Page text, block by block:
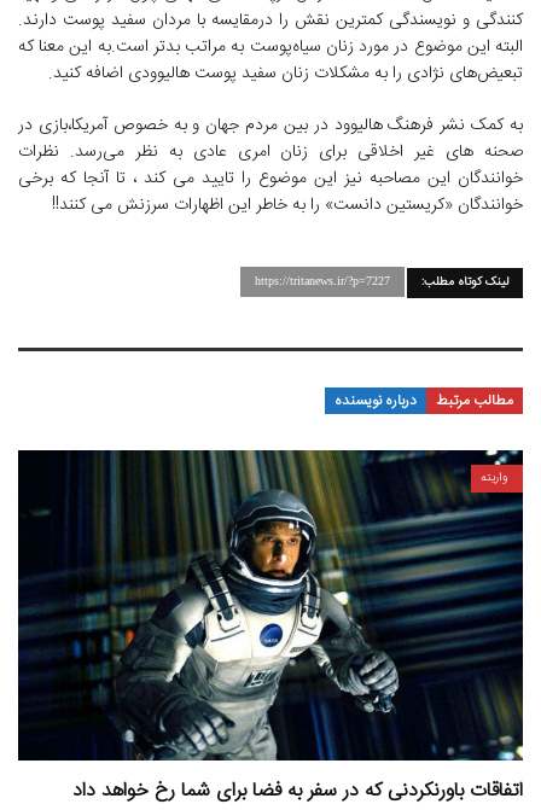
کنندگی و نویسندگی کمترین نقش را درمقایسه با مردان سفید پوست دارند.
البته این موضوع در مورد زنان سیاه‌پوست به مراتب بدتر است.به این معنا که
تبعیض‌های نژادی را به مشکلات زنان سفید پوست هالیوودی اضافه کنید.
به کمک نشر فرهنگ هالیوود در بین مردم جهان و به خصوص آمریکا،بازی در
صحنه های غیر اخلاقی برای زنان امری عادی به نظر می‌رسد. نظرات
خوانندگان این مصاحبه نیز این موضوع را تایید می کند ، تا آنجا که برخی
خوانندگان «کریستین دانست» را به خاطر این اظهارات سرزنش می کنند!!
لینک کوتاه مطلب: https://tritanews.ir/?p=7227
مطالب مرتبط درباره نویسنده
واریته
اتفاقات باورنکردنی که در سفر به فضا برای شما رخ خواهد داد